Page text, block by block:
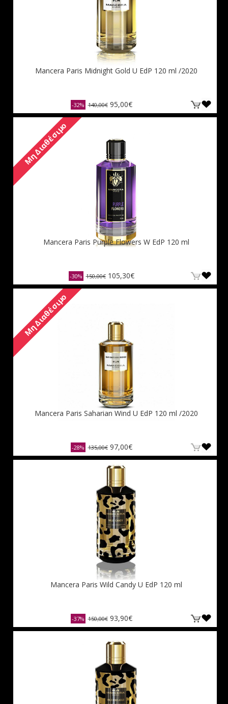
Mancera Paris Midnight Gold U EdP 120 ml /2020
-32% 140,00€ 95,00€
Μη Διαθέσιμο
Mancera Paris Purple Flowers W EdP 120 ml
-30% 150,00€ 105,30€
Μη Διαθέσιμο
Mancera Paris Saharian Wind U EdP 120 ml /2020
-28% 135,00€ 97,00€
Mancera Paris Wild Candy U EdP 120 ml
-37% 150,00€ 93,90€